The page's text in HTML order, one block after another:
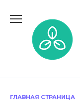
содержанию
ГЛАВНАЯ СТРАНИЦА